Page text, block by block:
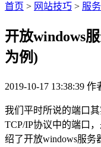
首页 > 网站技巧 > 服
开放windows
为例)
2019-10-17 13:38:39 作
我们平时所说的端口
TCP/IP协议中的端口
绍了开放windows服务